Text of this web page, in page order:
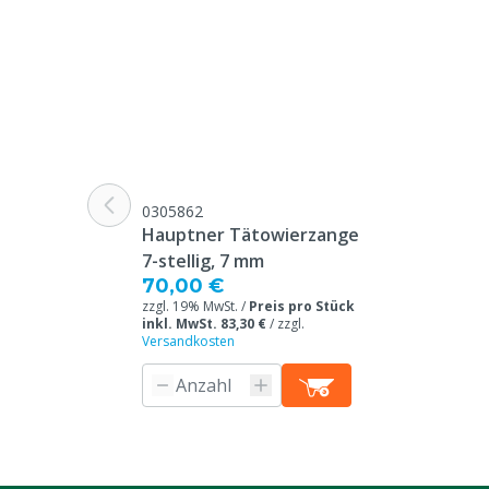
0305862
Hauptner Tätowierzange
7-stellig, 7 mm
70,00 €
zzgl. 19% MwSt. / Preis pro Stück
inkl. MwSt. 83,30 €/ zzgl.
Versandkosten